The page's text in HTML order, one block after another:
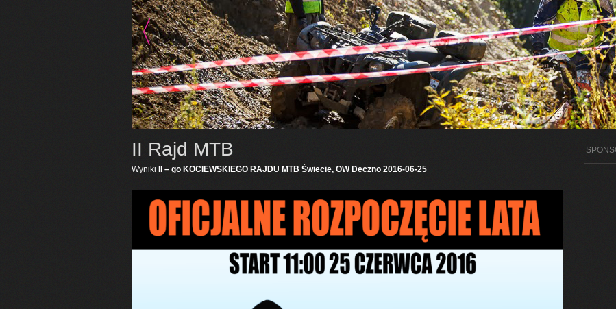
II Rajd MTB
Wyniki II – go KOCIEWSKIEGO RAJDU MTB Świecie, OW Deczno 2016-06-25